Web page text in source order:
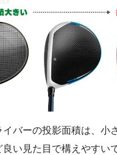
イバーの投影面積は、小
い見た目で構えやすい